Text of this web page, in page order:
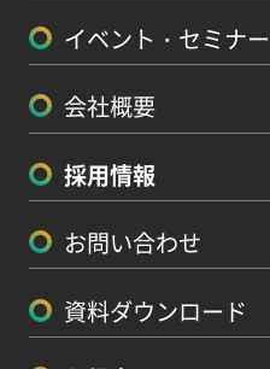
イベント・セミナー
会社概要
採用情報
お問い合わせ
資料ダウンロード